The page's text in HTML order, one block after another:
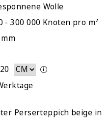
Wolle
- 300 000 Knoten pro m²
Perserteppich beige in